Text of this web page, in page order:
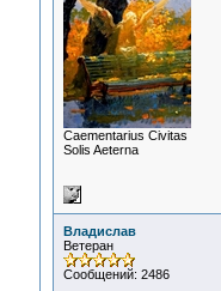
Сaementarius Civitas
Solis Aeterna
Владислав
Ветеран
Сообщений: 2486